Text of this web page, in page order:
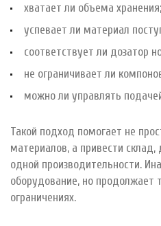
хватает ли объема хранения;
успевает ли материал
соответствует ли дозатор
не ограничивает ли
можно ли управлять
Такой подход помогает не
материалов, а привести склад,
одной производительности.
оборудование, но продолжает
ограничениях.